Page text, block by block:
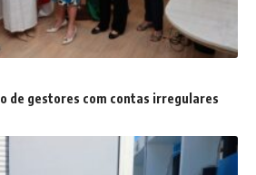
de gestores com contas irregulares